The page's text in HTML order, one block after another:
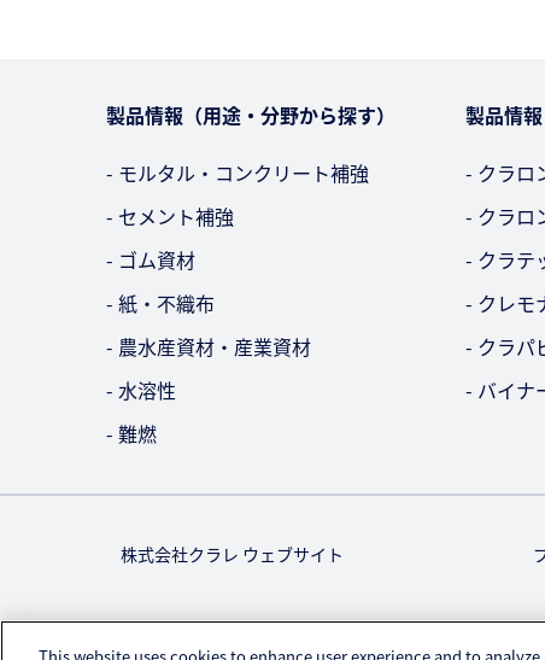
製品情報（用途・分野から探す）
- モルタル・コンクリート補強
- セメント補強
- ゴム資材
- 紙・不織布
- 農水産資材・産業資材
- 水溶性
- 難燃
製品情
- クラロ
- クラロ
- クラテ
- クレモ
- クラパ
- バイナ
株式会社クラレ ウェブサイト